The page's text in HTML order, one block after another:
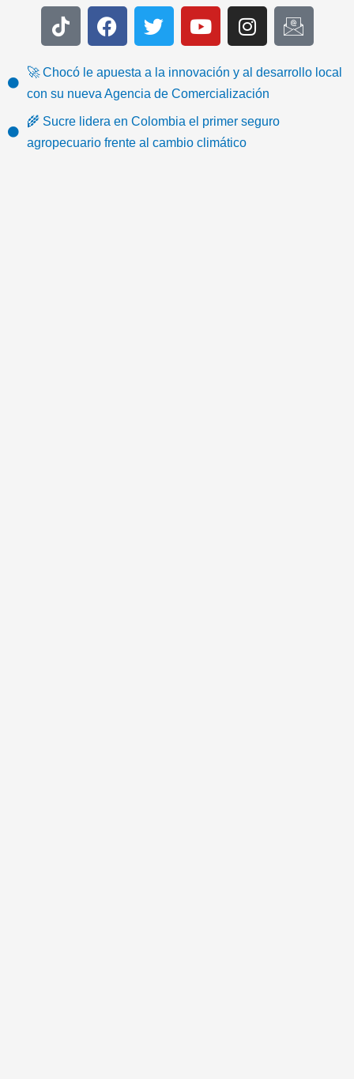
T
i
t
o
k
F
a
e
b
o
o
k
T
w
t
t
e
Y
o
t
u
b
e
I
n
t
a
g
I
c
n
🚀 Chocó le apuesta a la innovación y al desarrollo local
con su nueva Agencia de Comercialización
🌾 Sucre lidera en Colombia el primer seguro
agropecuario frente al cambio climático